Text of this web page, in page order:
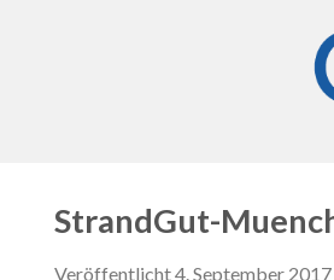
StrandGut-
Veröffentlicht4. September 2017